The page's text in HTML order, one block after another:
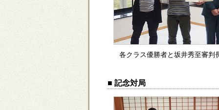
各クラス優勝者と坂井秀至審判
■ 記念対局